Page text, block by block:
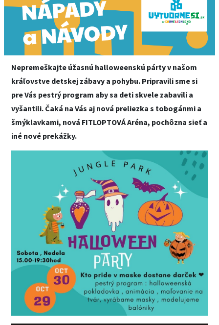
Nepremeškajte úžasnú halloweenskú párty v našom
kráľovstve detskej zábavy a pohybu. Pripravili sme si
pre Vás pestrý program aby sa deti skvele zabavili a
vyšantili. Čaká na Vás aj nová preliezka s tobogánmi a
šmýklavkami, nová FITLOPTOVÁ Aréna, pochôzna sieť a
iné nové prekážky.